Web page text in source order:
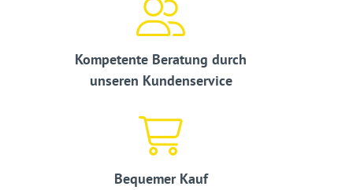
Kompetente Beratung durch
unseren Kundenservice
Bequemer Kauf